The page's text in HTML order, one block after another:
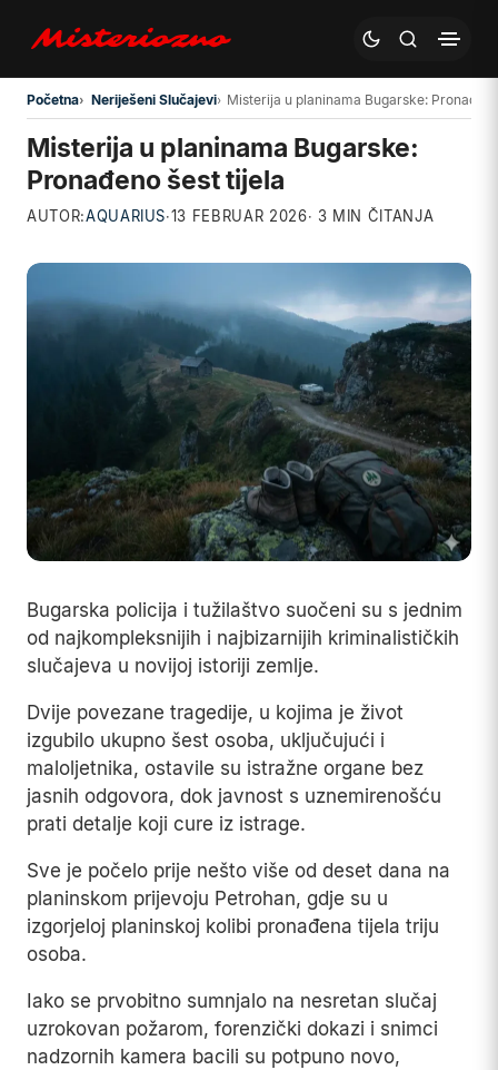
Preskoči na glavni sadržaj
Početna Neriješeni Slučajevi Misterija u planinama Bugarske:
Misterija u planinama Bugarske:
Pronađeno šest tijela
AUTOR:AQUARIUS·13 FEBRUAR 2026· 3 MIN ČITANJA
Bugarska policija i tužilaštvo suočeni su s jednim
od najkompleksnijih i najbizarnijih kriminalističkih
slučajeva u novijoj istoriji zemlje.
Dvije povezane tragedije, u kojima je život
izgubilo ukupno šest osoba, uključujući i
maloljetnika, ostavile su istražne organe bez
jasnih odgovora, dok javnost s uznemirenošću
prati detalje koji cure iz istrage.
Sve je počelo prije nešto više od deset dana na
planinskom prijevoju Petrohan, gdje su u
izgorjeloj planinskoj kolibi pronađena tijela triju
osoba.
Iako se prvobitno sumnjalo na nesretan slučaj
uzrokovan požarom, forenzički dokazi i snimci
nadzornih kamera bacili su potpuno novo,